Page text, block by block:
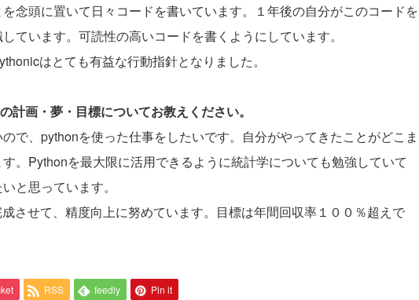
念頭に置いて日々コードを書いています。１年後の自分がこのコードを
ています。可読性の高いコードを書くようにしています。
はとても有益な行動指針となりました。
画・夢・目標についてお教えください。
で、pythonを使った仕事をしたいです。自分がやってきたことがどこま
。Pythonを最大限に活用できるように統計学についても勉強していて
と思っています。
させて、精度向上に努めています。目標は年間回収率１００％超えで
RSS feedly Pin it